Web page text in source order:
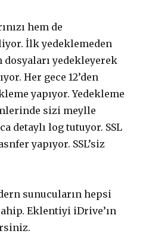
hem de
İlk yedeklemeden
dosyaları yedekleyerek
Her gece 12’den
yapıyor. Yedekleme
sizi meylle
detaylı log tutuyor. SSL
yapıyor. SSL’siz
sunucuların hepsi
Eklentiyi iDrive’ın